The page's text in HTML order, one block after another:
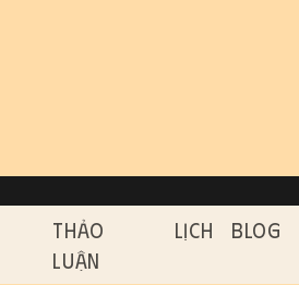
etc.
Thảo
Luận
Lịch Blog